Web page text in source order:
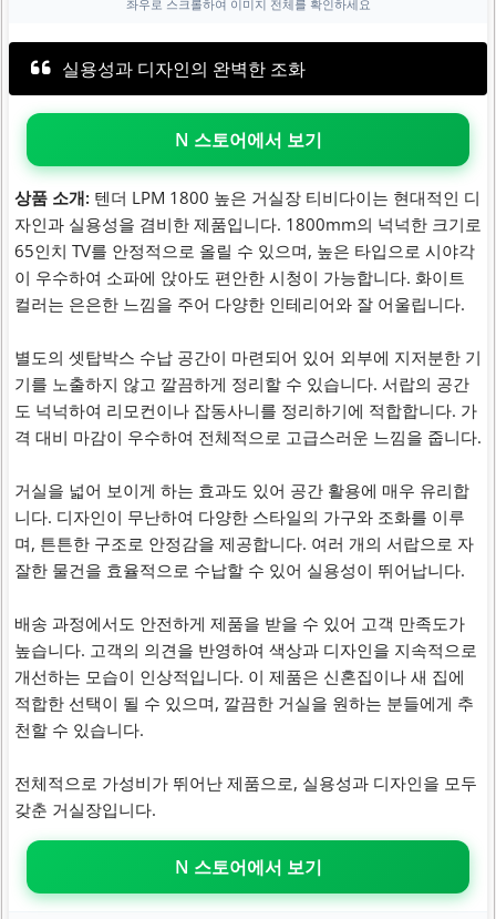
좌우로 스크롤하여 이미지 전체를 확인하세요
실용성과 디자인의 완벽한 조화
N 스토어에서 보기
상품 소개: 텐더 LPM 1800 높은 거실장 티비다이는 현대적인 디
자인과 실용성을 겸비한 제품입니다. 1800mm의 넉넉한 크기로
65인치 TV를 안정적으로 올릴 수 있으며, 높은 타입으로 시야각
이 우수하여 소파에 앉아도 편안한 시청이 가능합니다. 화이트
컬러는 은은한 느낌을 주어 다양한 인테리어와 잘 어울립니다.
별도의 셋탑박스 수납 공간이 마련되어 있어 외부에 지저분한 기
기를 노출하지 않고 깔끔하게 정리할 수 있습니다. 서랍의 공간
도 넉넉하여 리모컨이나 잡동사니를 정리하기에 적합합니다. 가
격 대비 마감이 우수하여 전체적으로 고급스러운 느낌을 줍니다.
거실을 넓어 보이게 하는 효과도 있어 공간 활용에 매우 유리합
니다. 디자인이 무난하여 다양한 스타일의 가구와 조화를 이루
며, 튼튼한 구조로 안정감을 제공합니다. 여러 개의 서랍으로 자
잘한 물건을 효율적으로 수납할 수 있어 실용성이 뛰어납니다.
배송 과정에서도 안전하게 제품을 받을 수 있어 고객 만족도가
높습니다. 고객의 의견을 반영하여 색상과 디자인을 지속적으로
개선하는 모습이 인상적입니다. 이 제품은 신혼집이나 새 집에
적합한 선택이 될 수 있으며, 깔끔한 거실을 원하는 분들에게 추
천할 수 있습니다.
전체적으로 가성비가 뛰어난 제품으로, 실용성과 디자인을 모두
갖춘 거실장입니다.
N 스토어에서 보기